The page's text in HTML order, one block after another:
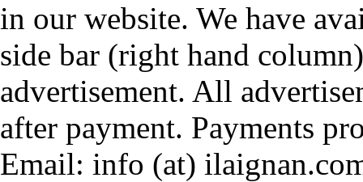
in our website. We have
side bar (right hand
advertisement. All
after payment. Payments
Email: info (at)